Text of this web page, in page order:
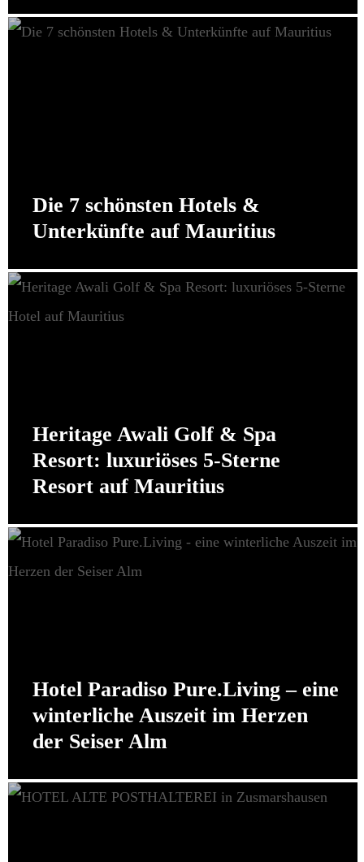
Die 7 schönsten Hotels &
Unterkünfte auf Mauritius
Heritage Awali Golf & Spa
Resort: luxuriöses 5-Sterne
Resort auf Mauritius
Hotel Paradiso Pure.Living – eine
winterliche Auszeit im Herzen
der Seiser Alm